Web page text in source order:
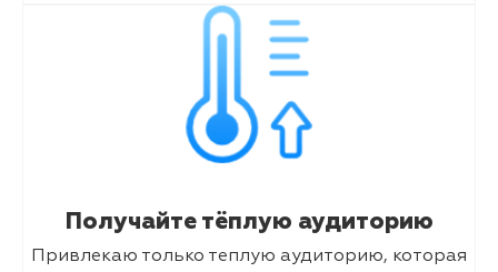
Получайте тёплую аудиторию
Привлекаю только теплую аудиторию, которая